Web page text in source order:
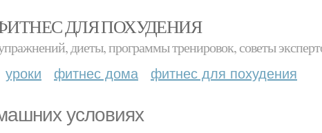
ДЛЯ ПОХУДЕНИЯ
диеты, программы тренировок, советы
уроки фитнес дома фитнес для похудения
условиях